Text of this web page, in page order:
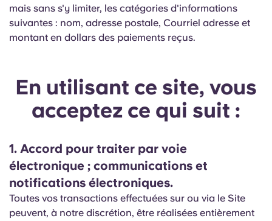
mais sans s'y limiter, les catégories d'informations
suivantes : nom, adresse postale, Courriel adresse et
montant en dollars des paiements reçus.
En utilisant ce site, vous
acceptez ce qui suit :
1. Accord pour traiter par voie
électronique ; communications et
notifications électroniques.
Toutes vos transactions effectuées sur ou via le Site
peuvent, à notre discrétion, être réalisées entièrement